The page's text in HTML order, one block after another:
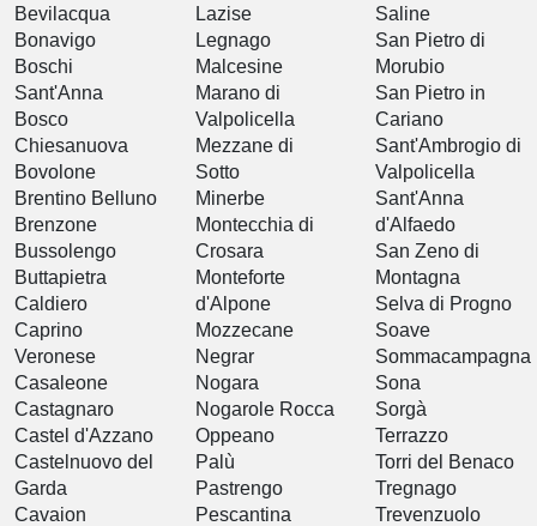
Bevilacqua
Bonavigo
Boschi
Sant'Anna
Bosco
Chiesanuova
Bovolone
Brentino Belluno
Brenzone
Bussolengo
Buttapietra
Caldiero
Caprino
Veronese
Casaleone
Castagnaro
Castel d'Azzano
Castelnuovo del
Garda
Cavaion
Lazise
Legnago
Malcesine
Marano di
Valpolicella
Mezzane di
Sotto
Minerbe
Montecchia di
Crosara
Monteforte
d'Alpone
Mozzecane
Negrar
Nogara
Nogarole Rocca
Oppeano
Palù
Pastrengo
Pescantina
Saline
San Pietro di
Morubio
San Pietro in
Cariano
Sant'Ambrogio di
Valpolicella
Sant'Anna
d'Alfaedo
San Zeno di
Montagna
Selva di Progno
Soave
Sommacampagna
Sona
Sorgà
Terrazzo
Torri del Benaco
Tregnago
Trevenzuolo